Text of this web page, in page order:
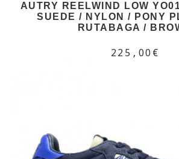
AUTRY REELWIND LOW
SUEDE / NYLON / PONY
RUTABAGA /
225,00€